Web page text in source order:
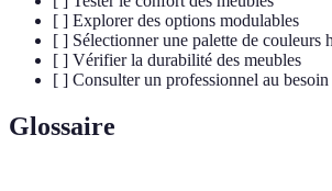
[ ] Explorer des options modulables
[ ] Sélectionner une palette de couleurs
[ ] Vérifier la durabilité des meubles
[ ] Consulter un professionnel au besoin
Glossaire